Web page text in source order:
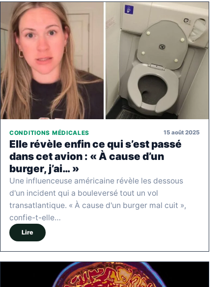
CONDITIONS MÉDICALES 15 août 2025
Elle révèle enfin ce qui s’est passé
dans cet avion : « À cause d’un
burger, j’ai… »
Une influenceuse américaine révèle les dessous
d'un incident qui a bouleversé tout un vol
transatlantique. « À cause d'un burger mal cuit »,
confie-t-elle…
Lire